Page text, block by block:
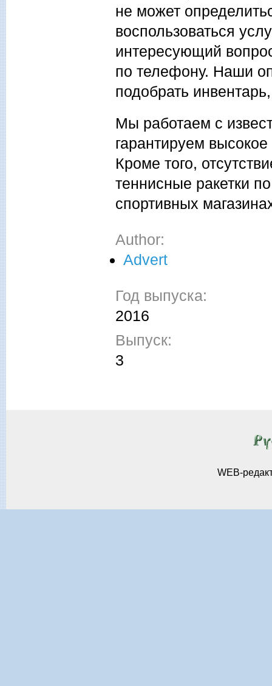
не может
воспользоваться
интересующий
по телефону. Наши
подобрать
Мы работаем с
гарантируем
Кроме того,
теннисные ракетки
спортивных
Author:
Advert
Год выпуска:
2016
Выпуск:
3
WEB-